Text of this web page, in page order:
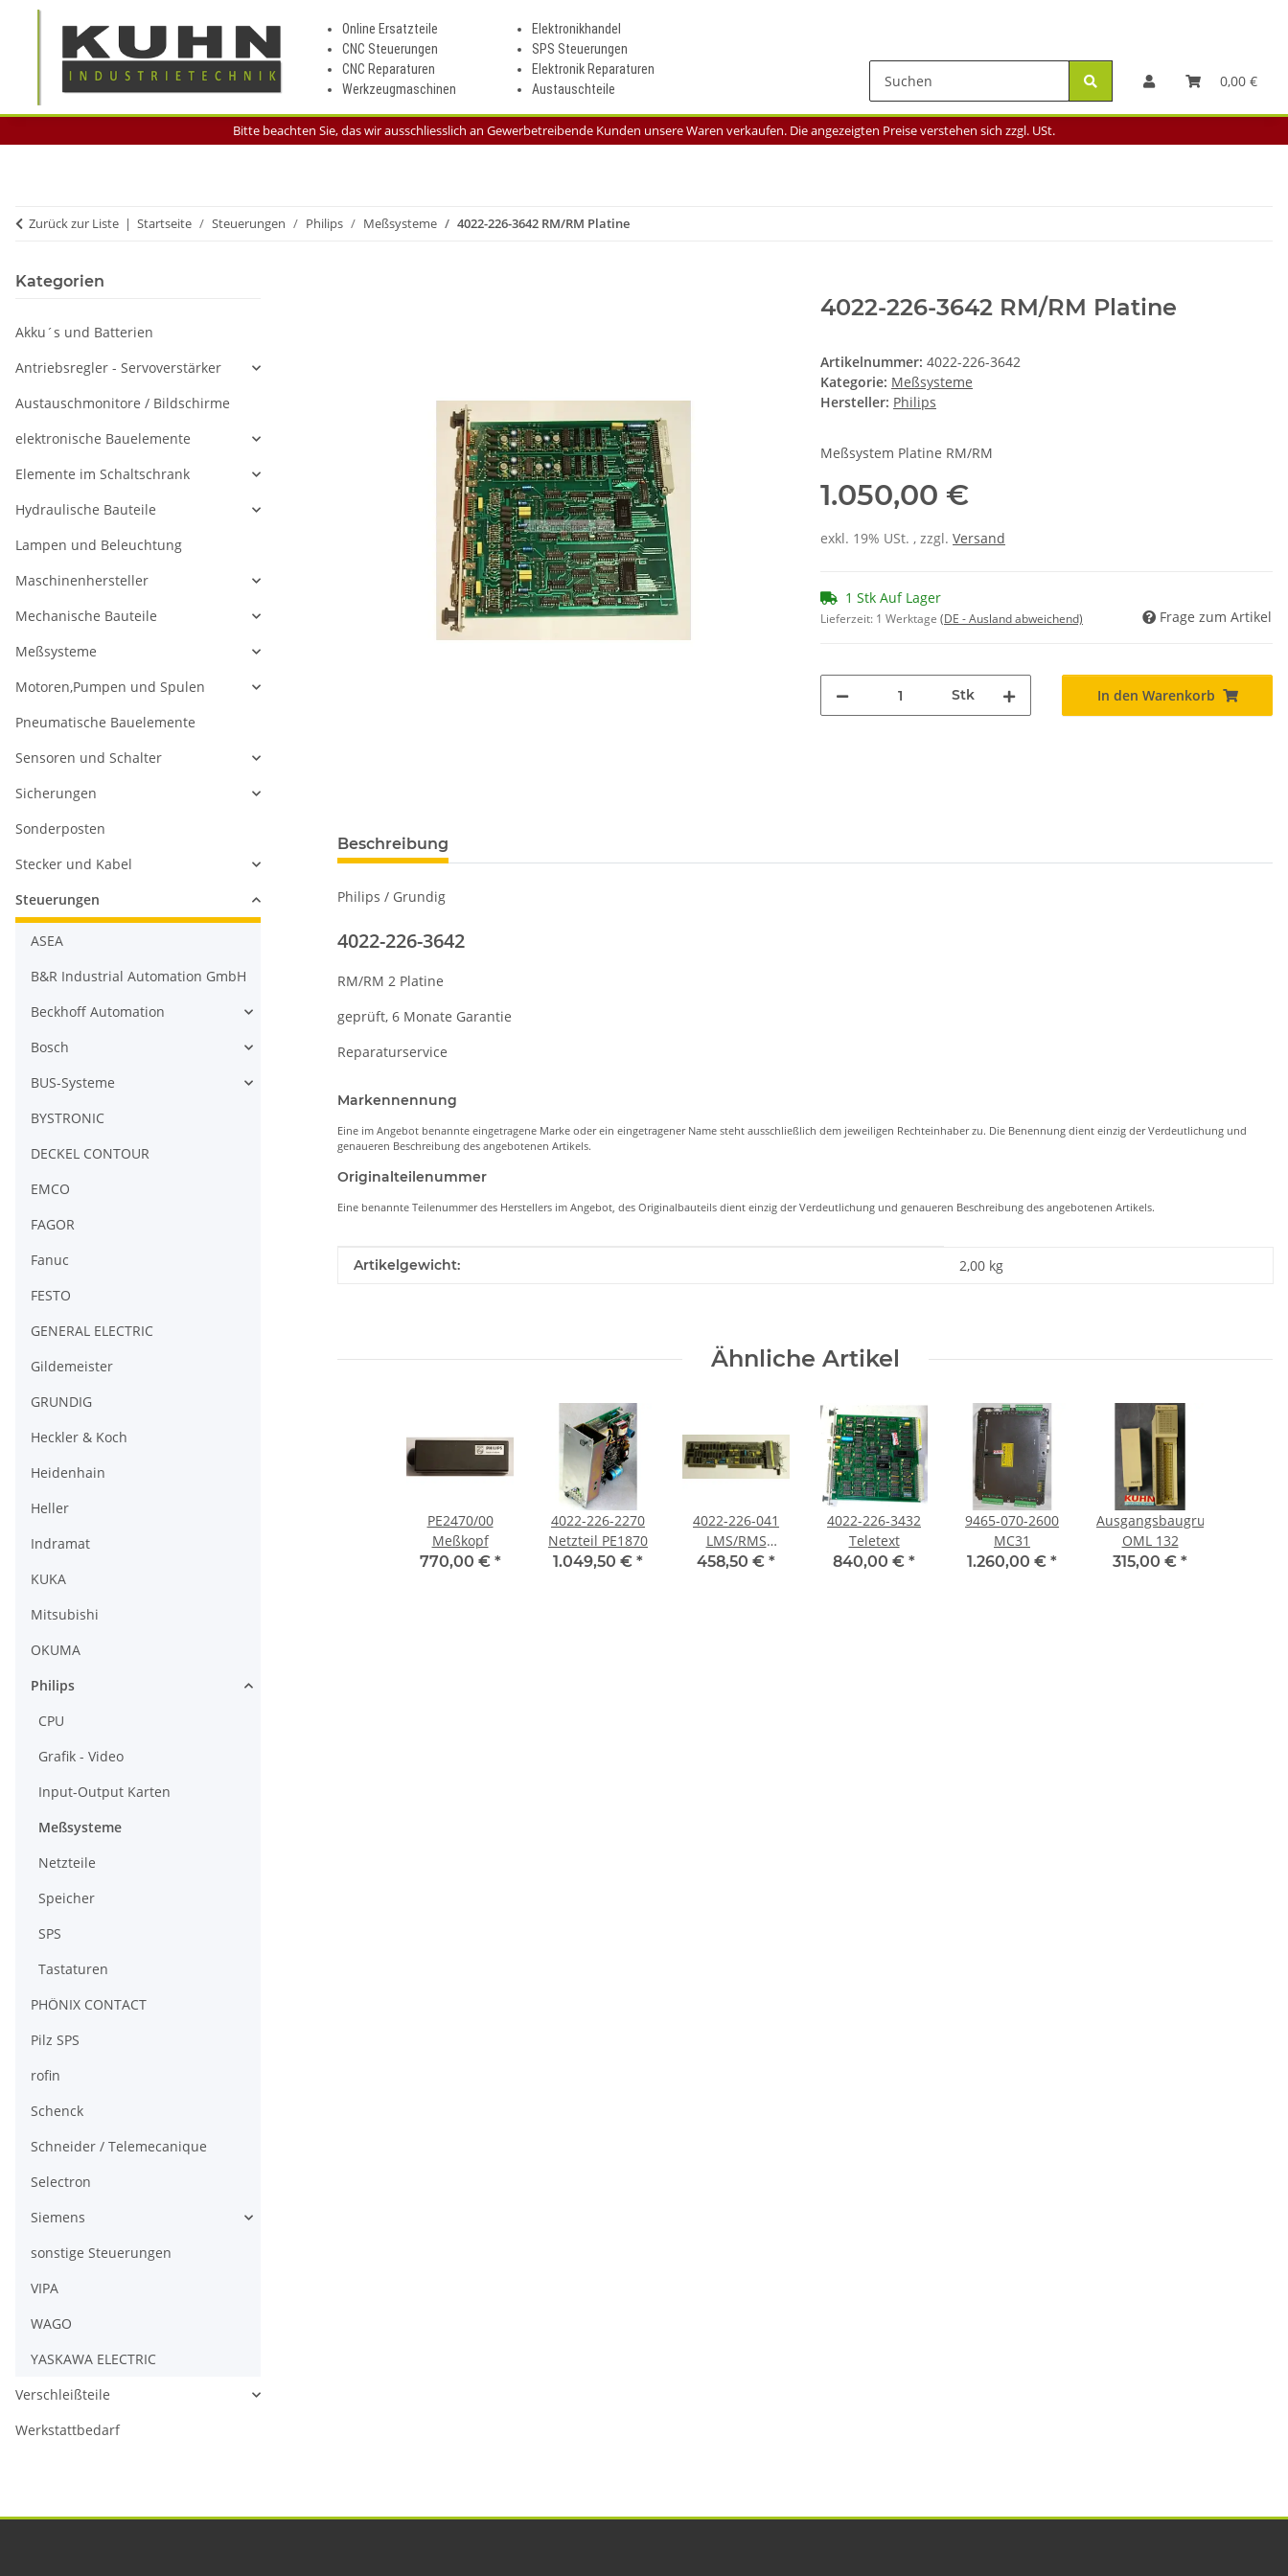
Online Ersatzteile
CNC Steuerungen
CNC Reparaturen
Werkzeugmaschinen
Elektronikhandel
SPS Steuerungen
Elektronik Reparaturen
Austauschteile
0,00 €
Bitte beachten Sie, das wir ausschliesslich an Gewerbetreibende Kunden unsere Waren verkaufen. Die angezeigten Preise verstehen sich zzgl. USt.
Zurück zur Liste Startseite Steuerungen Philips Meßsysteme 4022-226-3642 RM/RM Platine
4022-226-3642 RM/RM Platine
Artikelnummer: 4022-226-3642
Kategorie: Meßsysteme
Hersteller: Philips
Meßsystem Platine RM/RM
1.050,00 €
exkl. 19% USt. , zzgl. Versand
1 Stk Auf Lager
Lieferzeit: 1 Werktage (DE - Ausland abweichend) Frage zum Artikel
Stk In den Warenkorb
Beschreibung
Philips / Grundig
4022-226-3642
RM/RM 2 Platine
geprüft, 6 Monate Garantie
Reparaturservice
Markennennung
Eine im Angebot benannte eingetragene Marke oder ein eingetragener Name steht ausschließlich dem jeweiligen Rechteinhaber zu. Die Benennung dient einzig der Verdeutlichung und
genaueren Beschreibung des angebotenen Artikels.
Originalteilenummer
Eine benannte Teilenummer des Herstellers im Angebot, des Originalbauteils dient einzig der Verdeutlichung und genaueren Beschreibung des angebotenen Artikels.
Produkteigenschaft
Wert
Artikelgewicht: 2,00 kg
Ähnliche Artikel
PE2470/00
Meßkopf
770,00 € *
4022-226-2270
Netzteil PE1870
1.049,50 € *
4022-226-041
LMS/RMS
Platine
458,50 € *
4022-226-3432
Teletext
840,00 € *
9465-070-2600
MC31
1.260,00 € *
Ausgangsbaugruppe
OML 132
315,00 € *
Kategorien
Akku´s und Batterien
Antriebsregler - Servoverstärker
Austauschmonitore / Bildschirme
elektronische Bauelemente
Elemente im Schaltschrank
Hydraulische Bauteile
Lampen und Beleuchtung
Maschinenhersteller
Mechanische Bauteile
Meßsysteme
Motoren,Pumpen und Spulen
Pneumatische Bauelemente
Sensoren und Schalter
Sicherungen
Sonderposten
Stecker und Kabel
Steuerungen
ASEA
B&R Industrial Automation GmbH
Beckhoff Automation
Bosch
BUS-Systeme
BYSTRONIC
DECKEL CONTOUR
EMCO
FAGOR
Fanuc
FESTO
GENERAL ELECTRIC
Gildemeister
GRUNDIG
Heckler & Koch
Heidenhain
Heller
Indramat
KUKA
Mitsubishi
OKUMA
Philips
CPU
Grafik - Video
Input-Output Karten
Meßsysteme
Netzteile
Speicher
SPS
Tastaturen
PHÖNIX CONTACT
Pilz SPS
rofin
Schenck
Schneider / Telemecanique
Selectron
Siemens
sonstige Steuerungen
VIPA
WAGO
YASKAWA ELECTRIC
Verschleißteile
Werkstattbedarf